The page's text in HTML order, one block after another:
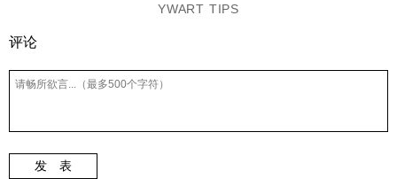
YWART TIPS
评论
发 表